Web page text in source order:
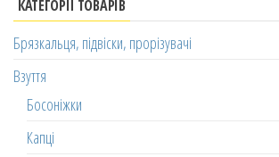
КАТЕГОРІЇ ТОВАРІВ
Брязкальця, підвіски, прорізувачі
Взуття
Босоніжки
Капці